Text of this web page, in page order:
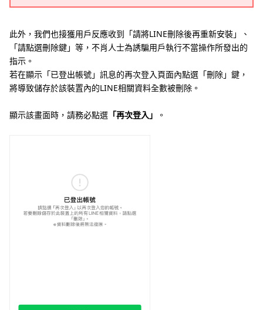
此外，我們也接獲用戶反應收到「請將LINE刪除後再重新安裝」、
「請點選刪除鍵」等，不肖人士為誘騙用戶執行不當操作所發出的
指示。
若在顯示「已登出帳號」訊息的再次登入頁面內點選「刪除」鍵，
將導致儲存於該裝置內的LINE相關資料全數被刪除。
顯示該畫面時，請務必點選 「再次登入」 。